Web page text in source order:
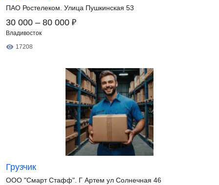
ПАО Ростелеком. Улица Пушкинская 53
30 000 – 80 000 ₽
Владивосток
17208
Грузчик
ООО "Смарт Стафф". Г Артем ул Солнечная 46